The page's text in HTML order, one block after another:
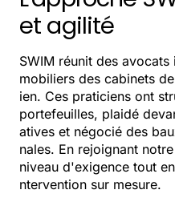
et agilité
SWIM réunit des
mobiliers des cabinets
ien. Ces praticiens ont
portefeuilles, plaidé
atives et négocié des
nales. En rejoignant
niveau d'exigence tout
ntervention sur mesure.